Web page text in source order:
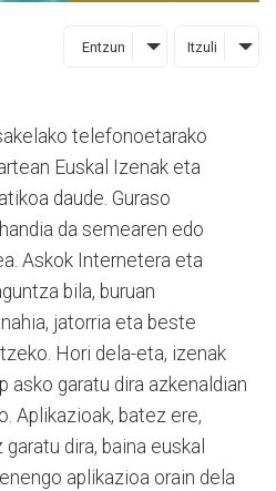
Entzun Itzuli
telefonoetarako
Euskal Izenak eta
daude. Guraso
da semearen edo
Askok Internetera eta
bila, buruan
jatorria eta beste
Hori dela-eta, izenak
asko garatu dira azkenaldian
Aplikazioak, batez ere,
dira, baina euskal
aplikazioa orain dela